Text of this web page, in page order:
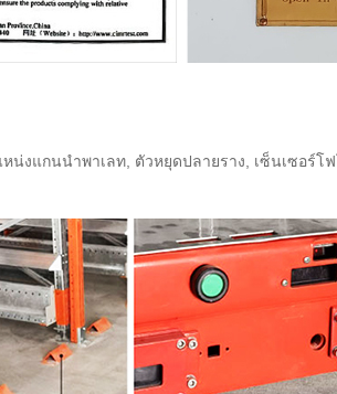
งแกนนำพาเลท, ตัวหยุดปลายราง, เซ็นเซอร์โฟ